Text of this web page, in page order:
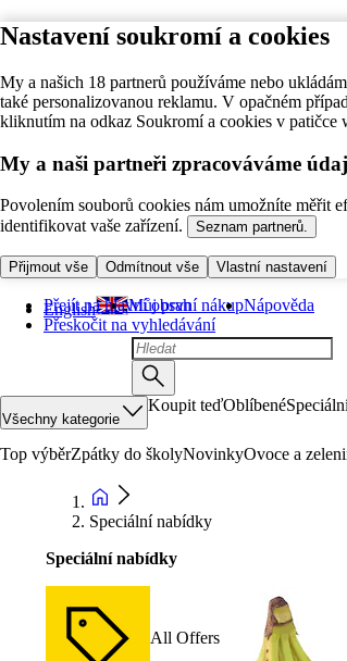
Nastavení soukromí a cookies
My a našich 18 partnerů používáme nebo
také personalizovanou reklamu. V opačném
kliknutím na odkaz Soukromí a cookies v patičce
My a naši partneři zpracováváme
Povolením souborů cookies nám umožníte měřit
identifikovat vaše zařízení.
Seznam partnerů.
Přijmout vše Odmítnout vše Vlastní nastavení
Přejít na hlavní obsah
Přeskočit na vyhledávání
English Můj první nákupNápověda
Všechny kategorie
Koupit teďOblíbené
Top výběrZpátky do školyNovinkyOvoce a
Speciální nabídky
Speciální nabídky
All Offers